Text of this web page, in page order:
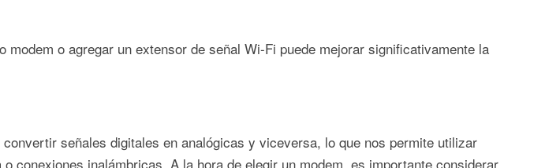
o agregar un extensor de señal Wi-Fi puede mejorar significativamente la
señales digitales en analógicas y viceversa, lo que nos permite utilizar
conexiones inalámbricas. A la hora de elegir un modem, es importante considerar